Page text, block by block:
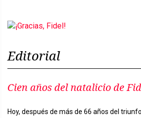
Editorial
Cien años del natalicio de
Hoy, después de más de 66 años del